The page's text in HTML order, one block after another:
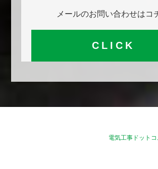
メールのお問い合わせはコ
CLICK
電気工事ドットコ